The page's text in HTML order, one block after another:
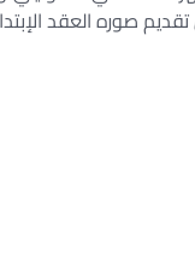
صوره العقد